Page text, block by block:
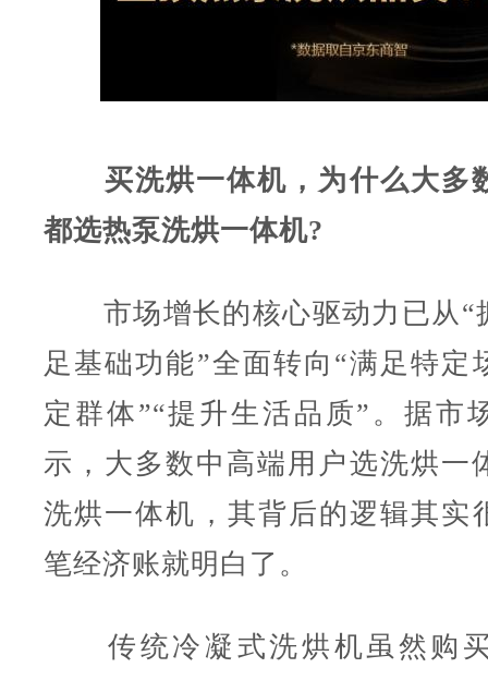
买洗烘一体机，为什么大多
都选热泵洗烘一体机?
市场增长的核心驱动力已从“
足基础功能”全面转向“满足特定
定群体”“提升生活品质”。据市
示，大多数中高端用户选洗烘一
洗烘一体机，其背后的逻辑其
笔经济账就明白了。
传统冷凝式洗烘机虽然购